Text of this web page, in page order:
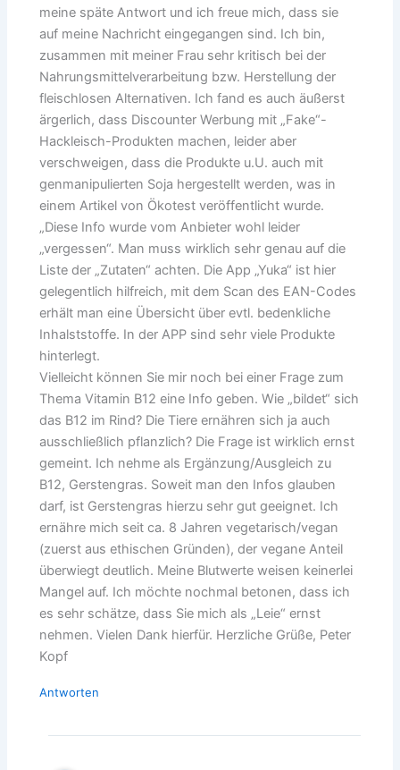
meine späte Antwort und ich freue mich, dass sie
auf meine Nachricht eingegangen sind. Ich bin,
zusammen mit meiner Frau sehr kritisch bei der
Nahrungsmittelverarbeitung bzw. Herstellung der
fleischlosen Alternativen. Ich fand es auch äußerst
ärgerlich, dass Discounter Werbung mit „Fake“-
Hackleisch-Produkten machen, leider aber
verschweigen, dass die Produkte u.U. auch mit
genmanipulierten Soja hergestellt werden, was in
einem Artikel von Ökotest veröffentlicht wurde.
„Diese Info wurde vom Anbieter wohl leider
„vergessen“. Man muss wirklich sehr genau auf die
Liste der „Zutaten“ achten. Die App „Yuka“ ist hier
gelegentlich hilfreich, mit dem Scan des EAN-Codes
erhält man eine Übersicht über evtl. bedenkliche
Inhalststoffe. In der APP sind sehr viele Produkte
hinterlegt.
Vielleicht können Sie mir noch bei einer Frage zum
Thema Vitamin B12 eine Info geben. Wie „bildet“ sich
das B12 im Rind? Die Tiere ernähren sich ja auch
ausschließlich pflanzlich? Die Frage ist wirklich ernst
gemeint. Ich nehme als Ergänzung/Ausgleich zu
B12, Gerstengras. Soweit man den Infos glauben
darf, ist Gerstengras hierzu sehr gut geeignet. Ich
ernähre mich seit ca. 8 Jahren vegetarisch/vegan
(zuerst aus ethischen Gründen), der vegane Anteil
überwiegt deutlich. Meine Blutwerte weisen keinerlei
Mangel auf. Ich möchte nochmal betonen, dass ich
es sehr schätze, dass Sie mich als „Leie“ ernst
nehmen. Vielen Dank hierfür. Herzliche Grüße, Peter
Kopf
Antworten